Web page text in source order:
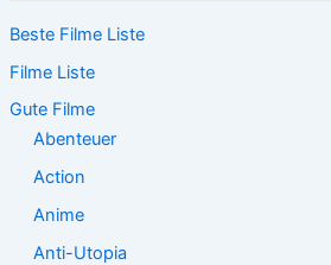
h
n
n
Beste Filme Liste
Filme Liste
Gute Filme
Abenteuer
Action
Anime
Anti-Utopia